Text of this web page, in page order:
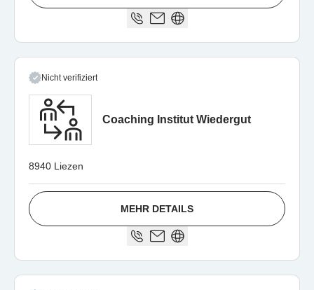
Nicht verifiziert
Coaching Institut Wiedergut
8940 Liezen
MEHR DETAILS